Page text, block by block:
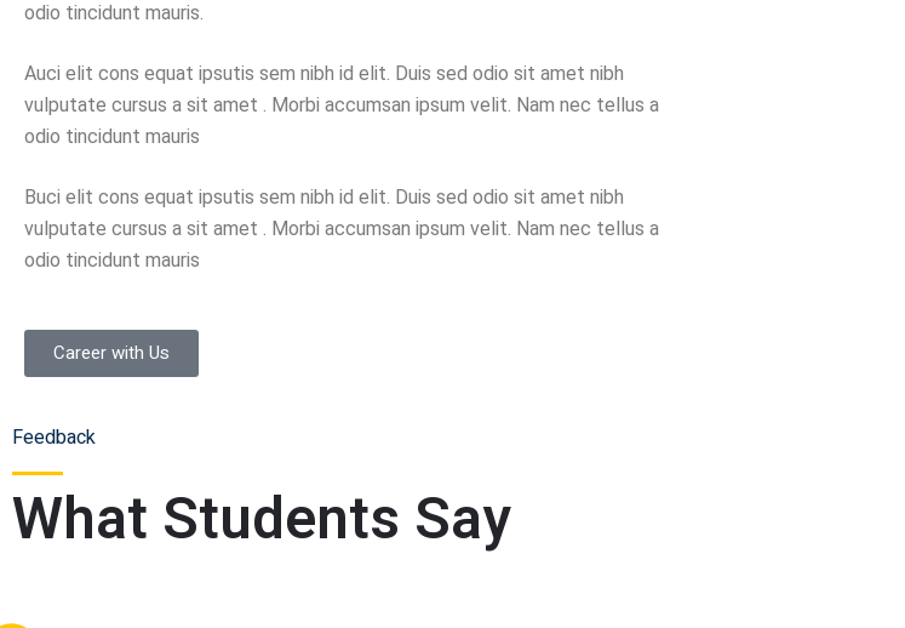
odio tincidunt mauris.
Auci elit cons equat ipsutis sem nibh id elit. Duis sed odio sit amet nibh
vulputate cursus a sit amet . Morbi accumsan ipsum velit. Nam nec tellus a
odio tincidunt mauris
Buci elit cons equat ipsutis sem nibh id elit. Duis sed odio sit amet nibh
vulputate cursus a sit amet . Morbi accumsan ipsum velit. Nam nec tellus a
odio tincidunt mauris
Career with Us
What Students Say
Feedback